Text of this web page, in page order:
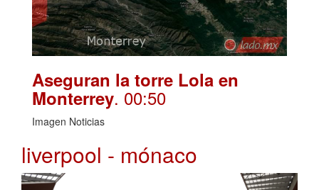
Aseguran la torre Lola en
Monterrey. 00:50
Imagen Noticias
liverpool - mónaco